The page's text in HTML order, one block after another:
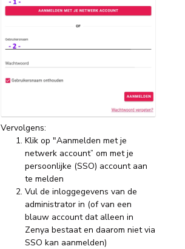
Vervolgens:
Klik op "Aanmelden met je
netwerk account” om met je
persoonlijke (SSO) account aan
te melden
Vul de inloggegevens van de
administrator in (of van een
blauw account dat alleen in
Zenya bestaat en daarom niet via
SSO kan aanmelden)